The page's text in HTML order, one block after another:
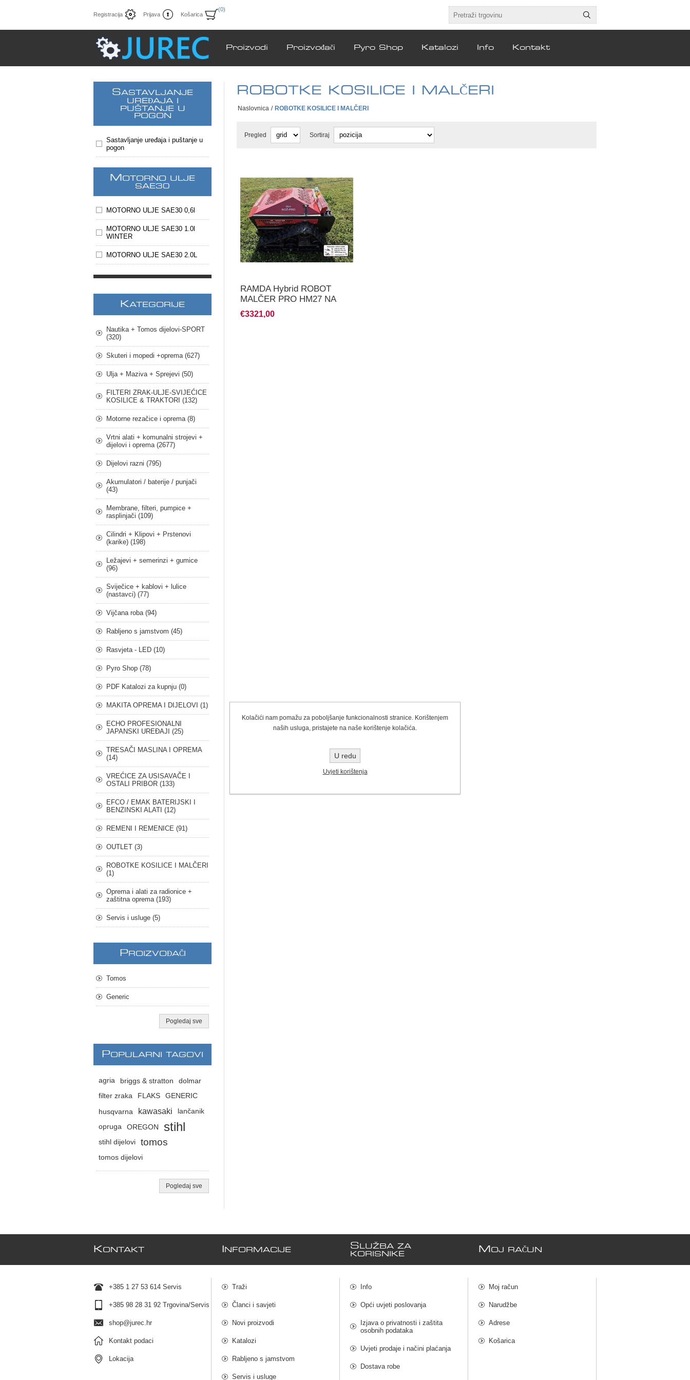
Registracija Prijava Košarica
(0)
Proizvodi Proizvođači Pyro Shop Katalozi Info Kontakt
ROBOTKE KOSILICE I MALČERI
Naslovnica / ROBOTKE KOSILICE I MALČERI
Pregled Sortiraj
RAMDA Hybrid ROBOT
MALČER PRO HM27 NA
DALJINSKI UPRAVLJAČ
€3321,00
SASTAVLJANJE
UREĐAJA I
PUŠTANJE U
POGON
Sastavljanje uređaja i puštanje u
pogon
M OTORNO ULJE
SAE30
MOTORNO ULJE SAE30 0,6l
MOTORNO ULJE SAE30 1.0l
WINTER
MOTORNO ULJE SAE30 2.0L
KATEGORIJE
Nautika + Tomos dijelovi-SPORT
(320)
Skuteri i mopedi +oprema (627)
Ulja + Maziva + Sprejevi (50)
FILTERI ZRAK-ULJE-SVIJEĆICE
KOSILICE & TRAKTORI (132)
Motorne rezačice i oprema (8)
Vrtni alati + komunalni strojevi +
dijelovi i oprema (2677)
Dijelovi razni (795)
Akumulatori / baterije / punjači
(43)
Membrane, filteri, pumpice +
rasplinjači (109)
Cilindri + Klipovi + Prstenovi
(karike) (198)
Ležajevi + semerinzi + gumice
(96)
Sviječice + kablovi + lulice
(nastavci) (77)
Vijčana roba (94)
Rabljeno s jamstvom (45)
Rasvjeta - LED (10)
Pyro Shop (78)
PDF Katalozi za kupnju (0)
MAKITA OPREMA I DIJELOVI (1)
ECHO PROFESIONALNI
JAPANSKI UREĐAJI (25)
TRESAČI MASLINA I OPREMA
(14)
VREĆICE ZA USISAVAČE I
OSTALI PRIBOR (133)
EFCO / EMAK BATERIJSKI I
BENZINSKI ALATI (12)
REMENI I REMENICE (91)
OUTLET (3)
ROBOTKE KOSILICE I MALČERI
(1)
Oprema i alati za radionice +
zaštitna oprema (193)
Servis i usluge (5)
PROIZVOĐAČI
Tomos
Generic
Pogledaj sve
POPULARNI TAGOVI
agria briggs & stratton dolmar
filter zraka FLAKS GENERIC
husqvarna kawasaki
lančanik
opruga
OREGON stihl
stihl dijelovi tomos
tomos dijelovi
Pogledaj sve
KONTAKT
+385 1 27 53 614 Servis
+385 98 28 31 92 Trgovina/Servis
shop@jurec.hr
Kontakt podaci
Lokacija
NFORMACIJE
Traži
Članci i savjeti
Novi proizvodi
Katalozi
Rabljeno s jamstvom
Servis i usluge
S LUŽBA ZA
KORISNIKE
Info
Opći uvjeti poslovanja
Izjava o privatnosti i zaštita
osobnih podataka
Uvjeti prodaje i načini plaćanja
Dostava robe
M OJ RAČUN
Moj račun
Narudžbe
Adrese
Košarica
Kolačići nam pomažu za poboljšanje funkcionalnosti stranice. Korištenjem
naših usluga, pristajete na naše korištenje kolačića.
U redu
Uvjeti korištenja